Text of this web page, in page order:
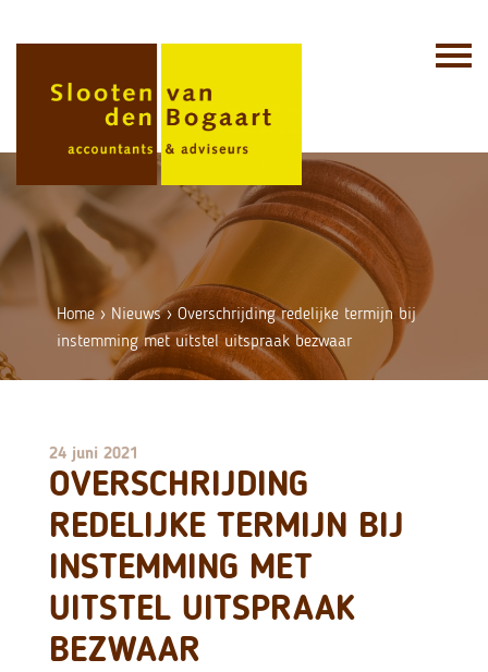
Home› Nieuws›Overschrijding redelijke termijn bij
instemming met uitstel uitspraak bezwaar
24 juni 2021
OVERSCHRIJDING
REDELIJKE TERMIJN BIJ
INSTEMMING MET
UITSTEL UITSPRAAK
BEZWAAR